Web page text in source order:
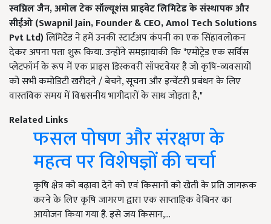
स्वप्निल जैन,अमोल टेक सॉल्यूशंस प्राइवेट लिमिटेड के संस्थापक और
सीईओ (Swapnil Jain, Founder & CEO, Amol Tech Solutions
Pvt Ltd)लिमिटेड ने हमें उनकी स्टार्टअप कंपनी का एक सिंहावलोकन
देकर अपना पता शुरू किया. उन्होंने समझायाकी कि "एमोट्रेड एक सर्विस
प्लेटफॉर्म के रूप में एक प्राइस डिस्कवरी सॉफ्टवेयर है जो कृषि-व्यवसायों
को सभी कमोडिटी खरीदने / बेचने, सूचना और इन्वेंटरी प्रबंधन के लिए
वास्तविक समय में विश्वसनीय भागीदारों के साथ जोड़ता है,"
Related Links
फसल पोषण और संरक्षण के
महत्व पर विशेषज्ञों की चर्चा
कृषि क्षेत्र को बढ़ावा देने को एवं किसानों को खेती के प्रति जागरूक
करने के लिए कृषि जागरण द्वारा एक साप्ताहिक वेबिनर का
आयोजन किया गया है. इसे जय किसान,…